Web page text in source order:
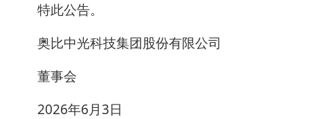
特此公告。
奥比中光科技集团股份有限公司
董事会
2026年6月3日